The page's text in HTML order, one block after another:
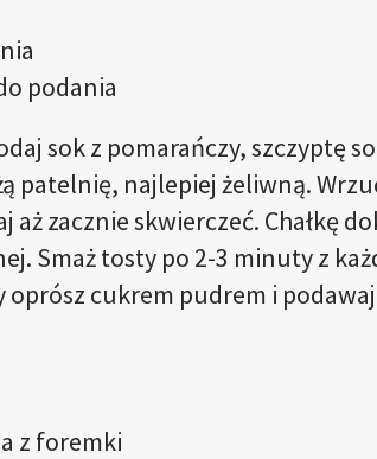
podania
sok z pomarańczy, szczyptę
patelnię, najlepiej żeliwną.
aż zacznie skwierczeć. Chałkę
Smaż tosty po 2-3 minuty z
cukrem pudrem i
z foremki